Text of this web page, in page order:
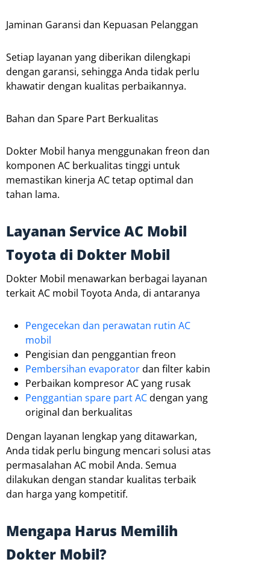
Jaminan Garansi dan Kepuasan Pelanggan
Setiap layanan yang diberikan dilengkapi
dengan garansi, sehingga Anda tidak perlu
khawatir dengan kualitas perbaikannya.
Bahan dan Spare Part Berkualitas
Dokter Mobil hanya menggunakan freon dan
komponen AC berkualitas tinggi untuk
memastikan kinerja AC tetap optimal dan
tahan lama.
Layanan Service AC Mobil
Toyota di Dokter Mobil
Dokter Mobil menawarkan berbagai layanan
terkait AC mobil Toyota Anda, di antaranya
Pengecekan dan perawatan rutin AC
mobil
Pengisian dan penggantian freon
Pembersihan evaporatordan filter kabin
Perbaikan kompresor AC yang rusak
Penggantian spare part ACdengan yang
original dan berkualitas
Dengan layanan lengkap yang ditawarkan,
Anda tidak perlu bingung mencari solusi atas
permasalahan AC mobil Anda. Semua
dilakukan dengan standar kualitas terbaik
dan harga yang kompetitif.
Mengapa Harus Memilih
Dokter Mobil?